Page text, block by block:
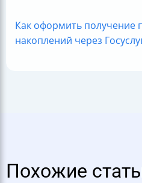
Как оформить получение
накоплений через
Похожие